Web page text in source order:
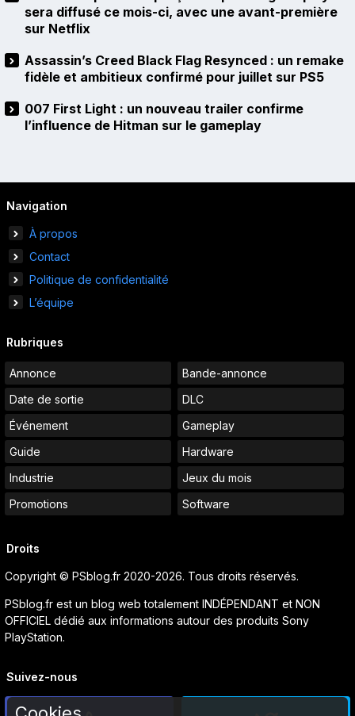
sera diffusé ce mois-ci, avec une avant-première
sur Netflix
Assassin’s Creed Black Flag Resynced : un remake
fidèle et ambitieux confirmé pour juillet sur PS5
007 First Light : un nouveau trailer confirme
l’influence de Hitman sur le gameplay
Navigation
À propos
Contact
Politique de confidentialité
L’équipe
Rubriques
Annonce
Bande-annonce
Date de sortie
DLC
Événement
Gameplay
Guide
Hardware
Industrie
Jeux du mois
Promotions
Software
Droits
Copyright © PSblog.fr 2020-2026. Tous droits réservés.
PSblog.fr est un blog web totalement INDÉPENDANT et NON
OFFICIEL dédié aux informations autour des produits Sony
PlayStation.
Suivez-nous